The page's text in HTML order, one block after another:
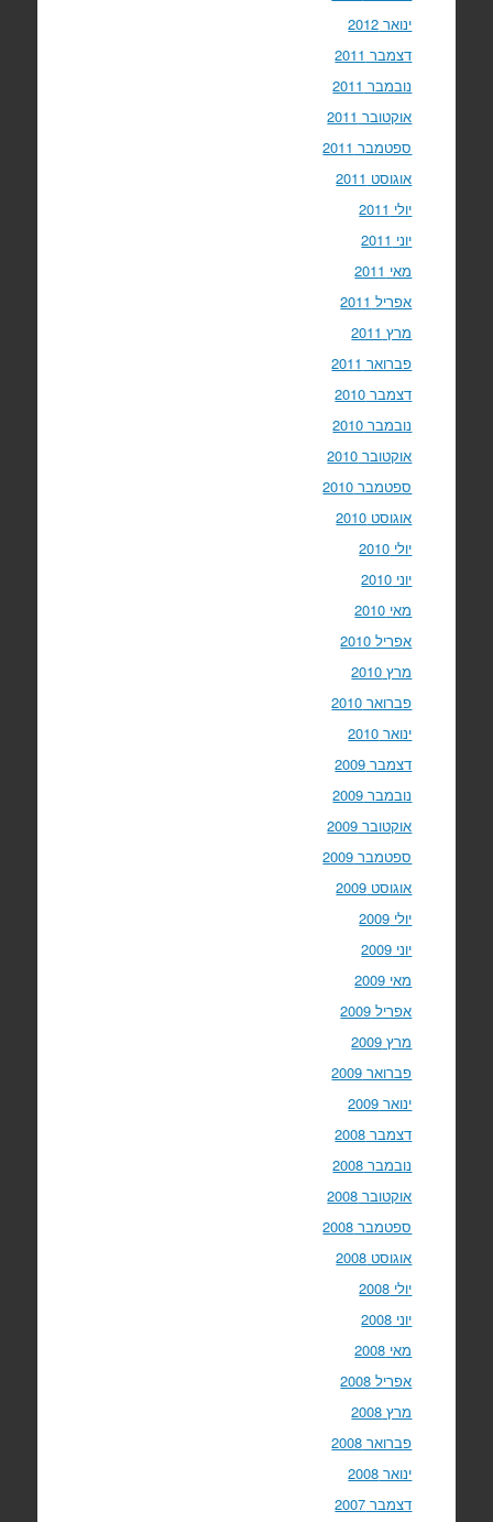
ינואר 2012
דצמבר 2011
נובמבר 2011
אוקטובר 2011
ספטמבר 2011
אוגוסט 2011
יולי 2011
יוני 2011
מאי 2011
אפריל 2011
מרץ 2011
פברואר 2011
דצמבר 2010
נובמבר 2010
אוקטובר 2010
ספטמבר 2010
אוגוסט 2010
יולי 2010
יוני 2010
מאי 2010
אפריל 2010
מרץ 2010
פברואר 2010
ינואר 2010
דצמבר 2009
נובמבר 2009
אוקטובר 2009
ספטמבר 2009
אוגוסט 2009
יולי 2009
יוני 2009
מאי 2009
אפריל 2009
מרץ 2009
פברואר 2009
ינואר 2009
דצמבר 2008
נובמבר 2008
אוקטובר 2008
ספטמבר 2008
אוגוסט 2008
יולי 2008
יוני 2008
מאי 2008
אפריל 2008
מרץ 2008
פברואר 2008
ינואר 2008
דצמבר 2007